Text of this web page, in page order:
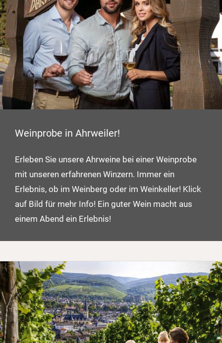
Weinprobe in Ahrweiler!
Erleben Sie unsere Ahrweine bei einer Weinprobe
mit unseren erfahrenen Winzern. Immer ein
Erlebnis, ob im Weinberg oder im Weinkeller! Klick
auf Bild für mehr Info! Ein guter Wein macht aus
einem Abend ein Erlebnis!